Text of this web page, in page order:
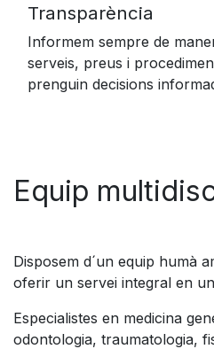
Transparència
Informem sempre de
serveis, preus i
prenguin decisions
Equip
Disposem d´un equip humà
oferir un servei integral en
Especialistes en medicina
odontologia, traumatologia,